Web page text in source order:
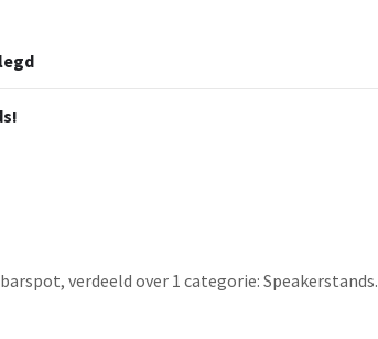
verdeeld over 1 categorie: Speakerstands.